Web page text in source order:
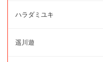
ハラダミユキ
遥川遊